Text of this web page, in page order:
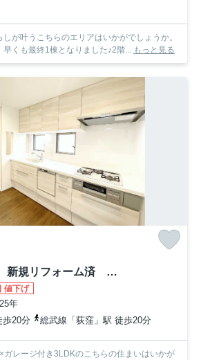
が叶うこちらのエリアはいかがでしょうか。
くも最終1棟となりました♪2階... もっと見る
杉並区荻窪1丁目 新規リフォーム済 屋上×ガレージ付戸建
値下げ
年
歩20分
総武線「荻窪」駅 徒歩20分
ガレージ付き3LDKのこちらの住まいはいかが